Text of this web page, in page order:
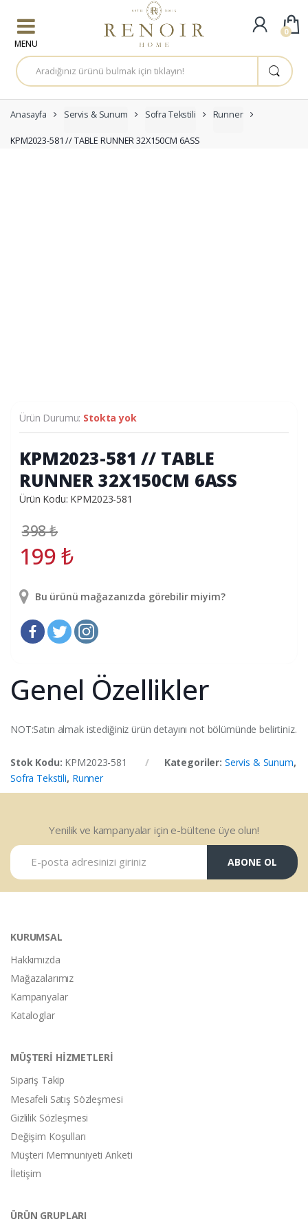
A
r
a
a
:
Anasayfa Servis & Sunum Sofra Tekstili Runner
KPM2023-581 // TABLE RUNNER 32X150CM 6ASS
Ürün Durumu: Stokta yok
KPM2023-581 // TABLE
RUNNER 32X150CM 6ASS
Ürün Kodu: KPM2023-581
398₺
199₺
Bu ürünü mağazanızda görebilir miyim?
Genel Özellikler
NOT:Satın almak istediğiniz ürün detayını not bölümünde belirtiniz.
Stok Kodu: KPM2023-581 Kategoriler: Servis & Sunum,
Sofra Tekstili, Runner
Yenilik ve kampanyalar için e-bültene üye olun!
ABONE OL
KURUMSAL
Hakkımızda
Mağazalarımız
Kampanyalar
Kataloglar
MÜŞTERİ HİZMETLERİ
Sipariş Takip
Mesafeli Satış Sözleşmesi
Gizlilik Sözleşmesi
Değişim Koşulları
Müşteri Memnuniyeti Anketi
İletişim
ÜRÜN GRUPLARI
0